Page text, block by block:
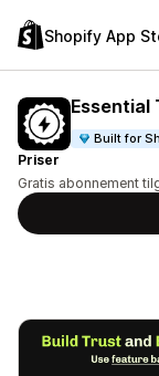
Shopify App
Essential
Built for
Priser
Gratis abonnement